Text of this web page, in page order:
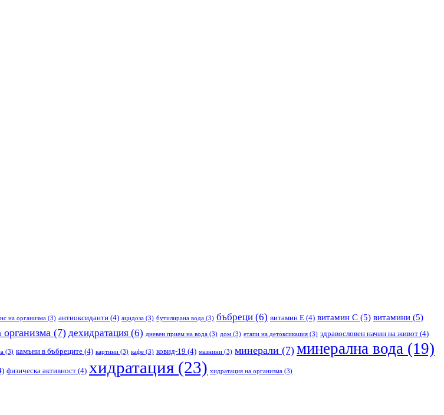
на организма (3) антиоксиданти (4) ацидоза (3) бутилирана вода (3) бъбреци (6) витамин Е (4) витамин С (5) витамини (5)
организма (7) дехидратация (6) дневен прием на вода (3) дом (3) етапи на детоксикация (3) здравословен начин на живот (4)
(3) камъни в бъбреците (4) картини (3) кафе (3) ковид-19 (4) мазнини (3) минерали (7) минерална вода (19)
физическа активност (4) хидратация (23) хидратация на организма (3)